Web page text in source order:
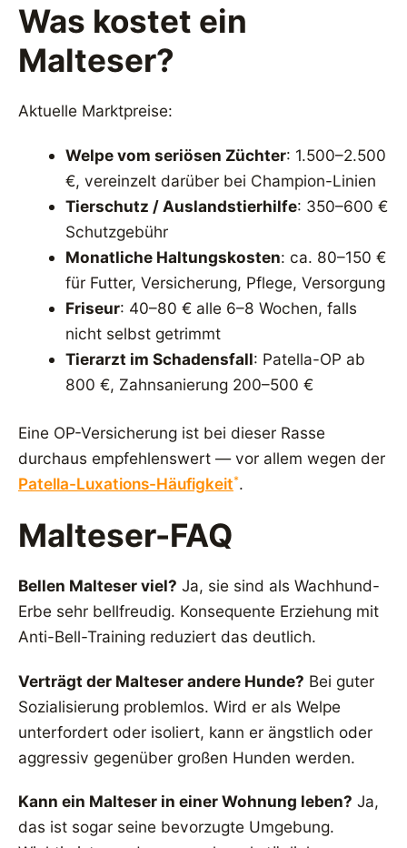
Was kostet ein
Malteser?
Aktuelle Marktpreise:
Welpe vom seriösen Züchter: 1.500–2.500
€, vereinzelt darüber bei Champion-Linien
Tierschutz / Auslandstierhilfe: 350–600 €
Schutzgebühr
Monatliche Haltungskosten: ca. 80–150 €
für Futter, Versicherung, Pflege, Versorgung
Friseur: 40–80 € alle 6–8 Wochen, falls
nicht selbst getrimmt
Tierarzt im Schadensfall: Patella-OP ab
800 €, Zahnsanierung 200–500 €
Eine OP-Versicherung ist bei dieser Rasse
durchaus empfehlenswert — vor allem wegen der
Patella-Luxations-Häufigkeit*.
Malteser-FAQ
Bellen Malteser viel? Ja, sie sind als Wachhund-
Erbe sehr bellfreudig. Konsequente Erziehung mit
Anti-Bell-Training reduziert das deutlich.
Verträgt der Malteser andere Hunde? Bei guter
Sozialisierung problemlos. Wird er als Welpe
unterfordert oder isoliert, kann er ängstlich oder
aggressiv gegenüber großen Hunden werden.
Kann ein Malteser in einer Wohnung leben? Ja,
das ist sogar seine bevorzugte Umgebung.